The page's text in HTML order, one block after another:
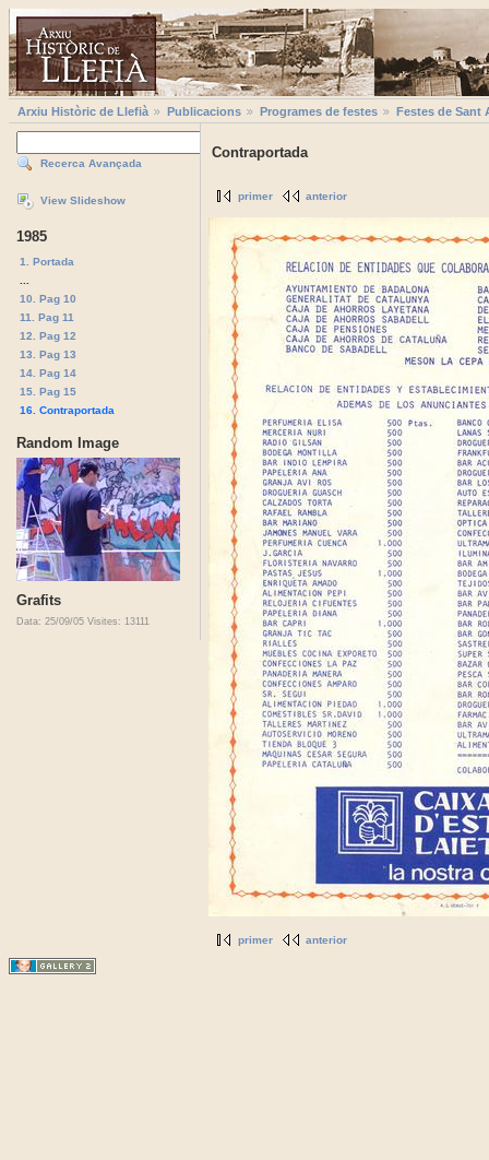
Arxiu Històric de Llefià Publicacions Programes de festes Festes de Sant
Recerca Avançada
View Slideshow
1985
1. Portada
10. Pag 10
11. Pag 11
12. Pag 12
13. Pag 13
14. Pag 14
15. Pag 15
16. Contraportada
Random Image
Grafits
Data: 25/09/05 Visites: 13111
Contraportada
primer anterior
primer anterior